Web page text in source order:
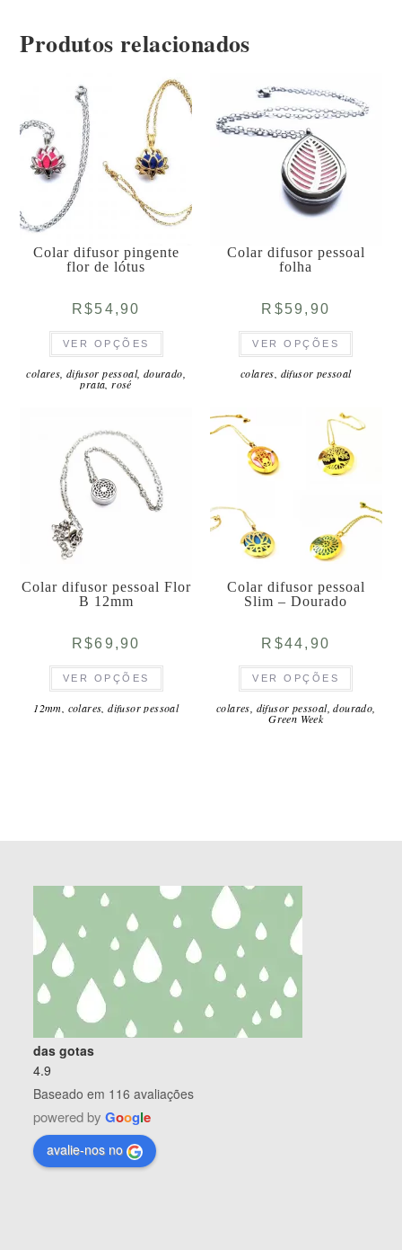
Produtos relacionados
Colar difusor pingente
flor de lótus
R$54,90
VER OPÇÕES Este
tem
várias
do
produto
colares difusor pessoal, dourado
prata ,rosé
Colar difusor pessoal
folha
R$59,90
VER OPÇÕES Este
tem
opções
podem
ser
na
página
produto
colares difusor pessoal
Colar difusor pessoal Flor
B 12mm
R$69,90
VER OPÇÕES Este
tem
várias
12mm colares ,difusor pessoal
Colar difusor pessoal
Slim – Dourado
R$44,90
VER OPÇÕES Este
tem
várias
colares difusor pessoal,dourado
Green Week
das gotas
4.9
Baseado em 116 avaliações
powered byGoogle
avalie-nos no